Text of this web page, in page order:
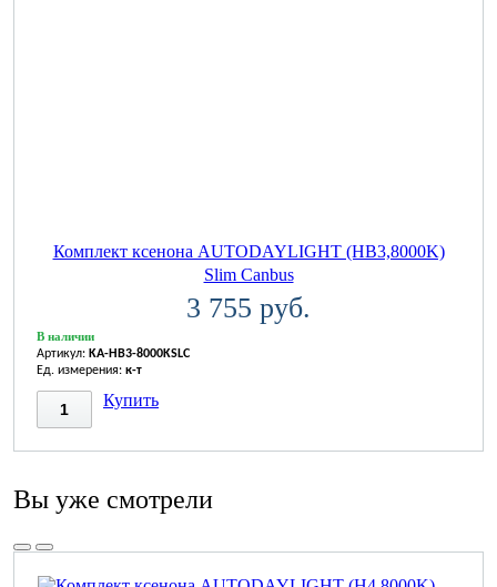
Комплект ксенона AUTODAYLIGHT (HB3,8000K)
Slim Canbus
3 755 руб.
В наличии
Артикул: KA-HB3-8000KSLC
Ед. измерения: к-т
Купить
Вы уже смотрели